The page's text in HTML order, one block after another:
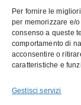
Per fornire le
per memorizzare e/
consenso a queste
comportamento di
acconsentire o
caratteristiche e
Gestisci servizi